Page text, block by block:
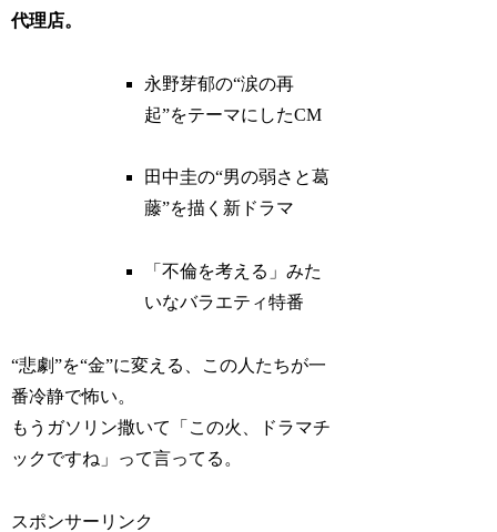
代理店。
永野芽郁の“涙の再
起”をテーマにしたCM
田中圭の“男の弱さと葛
藤”を描く新ドラマ
「不倫を考える」みた
いなバラエティ特番
“悲劇”を“金”に変える、この人たちが一
番冷静で怖い。
もうガソリン撒いて「この火、ドラマチ
ックですね」って言ってる。
スポンサーリンク